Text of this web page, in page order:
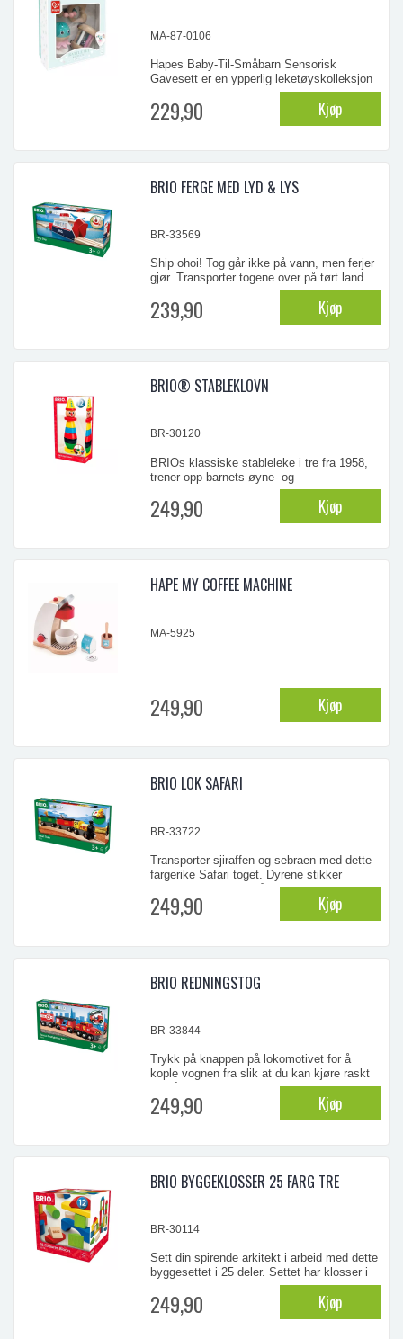
MA-87-0106
Hapes Baby-Til-Småbarn Sensorisk
Gavesett er en ypperlig leketøyskolleksjon
som inkluderer en rangle, en rullende rangle
og bite for å hjelpe små i hvert stadium av
deres utvikling. Babyer kan lindre smerten
229,90 Kjøp
BRIO FERGE MED LYD & LYS
BR-33569
Ship ohoi! Tog går ikke på vann, men ferjer
gjør. Transporter togene over på tørt land
med BRIO ferje.Funksjonen lys og lyd
aktiveres ved å trykke ned knappen. Med
de to medfølgene dokking sporene er ferjen
...
239,90 Kjøp
BRIO® STABLEKLOVN
BR-30120
BRIOs klassiske stableleke i tre fra 1958,
trener opp barnets øyne- og
håndkoordinasjon. Høyde 23 cm. Fra 19
mndr.
249,90 Kjøp
HAPE MY COFFEE MACHINE
MA-5925
249,90 Kjøp
BRIO LOK SAFARI
BR-33722
Transporter sjiraffen og sebraen med dette
fargerike Safari toget. Dyrene stikker
hodene opp og ned når man trekker taket til
side. Dyrene er fastmontert og kan ikke
fjernes.
249,90 Kjøp
BRIO REDNINGSTOG
BR-33844
Trykk på knappen på lokomotivet for å
kople vognen fra slik at du kan kjøre raskt
av gårde. Kjør nær brannen og bruk den
uttrekkbare brannslangen. Tankvognen
sørger for at du har nok vann.
249,90 Kjøp
BRIO BYGGEKLOSSER 25 FARG TRE
BR-30114
Sett din spirende arkitekt i arbeid med dette
byggesettet i 25 deler. Settet har klosser i
syv ulike former og flere farger. Bygg høyt,
bygg bredt, bygg slik du ønsker.
249,90 Kjøp